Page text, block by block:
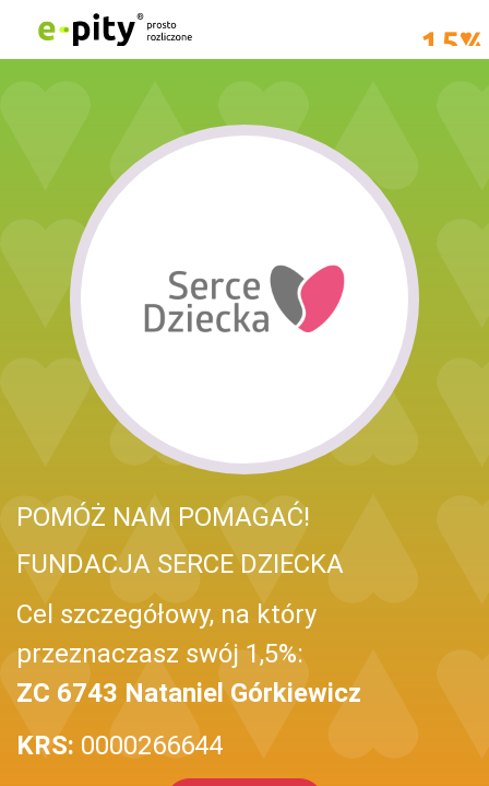
POMÓŻ NAM POMAGAĆ!
FUNDACJA SERCE DZIECKA
Cel szczegółowy, na który
przeznaczasz swój 1,5%:
ZC 6743 Nataniel Górkiewicz
KRS: 0000266644